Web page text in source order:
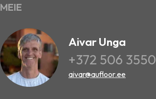
MEIE
Aivar Unga
+372 506 3550
aivar@aufloor.ee